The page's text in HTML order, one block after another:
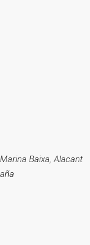
Baixa, Alacant